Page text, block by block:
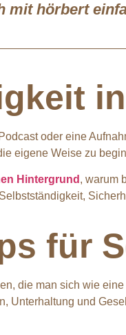
mit hörbert
oder eine
eigene Weise zu
Hintergrund , warum
für
die man sich wie
Unterhaltung und